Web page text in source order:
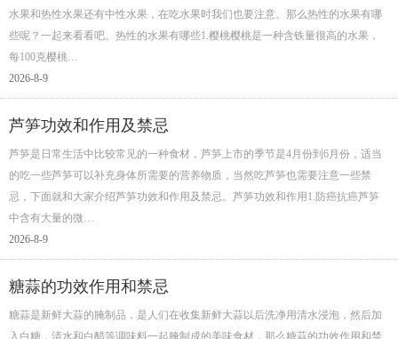
水果和热性水果还有中性水果，在吃水果时我们也要注意。那么热性的水果有哪
些呢？一起来看看吧。热性的水果有哪些1.樱桃樱桃是一种含铁量很高的水果，
每100克樱桃…
2026-8-9
芦笋功效和作用及禁忌
芦笋是日常生活中比较常见的一种食材，芦笋上市的季节是4月份到6月份，适当
的吃一些芦笋可以补充身体所需要的营养物质，当然吃芦笋也需要注意一些禁
忌，下面就和大家介绍芦笋功效和作用及禁忌。芦笋功效和作用1.防癌抗癌芦笋
中含有大量的微…
2026-8-9
糖蒜的功效作用和禁忌
糖蒜是新鲜大蒜的腌制品，是人们在收集新鲜大蒜以后洗净用清水浸泡，然后加
入白糖，清水和白醋等调味料一起腌制成的美味食材，那么糖蒜的功效作用和禁